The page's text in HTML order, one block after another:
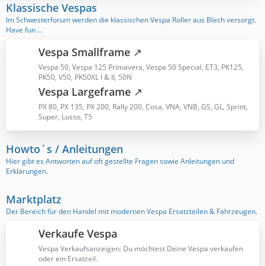
r
ä
g
e
t
e
e
i
t
r
ä
g
e
Klassische Vespas
Im Schwesterforum werden die klassischen Vespa Roller aus Blech versorgt.
Have fun ...
Vespa Smallframe
Vespa 50, Vespa 125 Primavera, Vespa 50 Special, ET3, PK125,
PK50, V50, PK50XL I & II, 50N
Vespa Largeframe
PX 80, PX 135, PX 200, Rally 200, Cosa, VNA, VNB, GS, GL, Sprint,
Super, Lusso, T5
Howto`s / Anleitungen
Hier gibt es Antworten auf oft gestellte Fragen sowie Anleitungen und
Erklärungen.
Marktplatz
Der Bereich für den Handel mit modernen Vespa Ersatzteilen & Fahrzeugen.
Verkaufe Vespa
Vespa Verkaufsanzeigen: Du möchtest Deine Vespa verkaufen
oder ein Ersatzeil.